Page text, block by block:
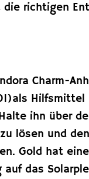
richtigen
Charm-
ihn über
lösen und
Gold hat
das